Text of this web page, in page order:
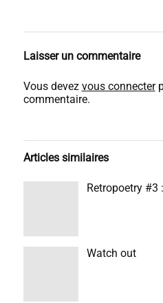
Laisser un commentaire
Vous devez vous connecter
commentaire.
Articles similaires
Retropoetry #3
Watch out